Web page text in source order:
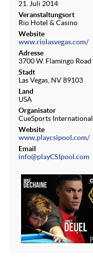
21. Juli 2014
Veranstaltungsort
Rio Hotel & Casino
Website
www.riolasvegas.com/
Adresse
3700 W. Flamingo Road
Stadt
Las Vegas, NV 89103
Land
USA
Organisator
CueSports International
Website
www.playcsipool.com/
Email
info@playCSIpool.com